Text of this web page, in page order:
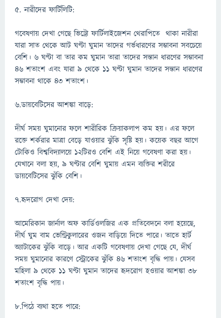
৫. নারীদের ফার্টিলিটি:
গবেষণায় দেখা গেছে ভিট্রো ফার্টিলাইজেশন থেরাপিতে থাকা নারীরা
যারা সাত থেকে আট ঘণ্টা ঘুমান তাদের গর্ভধারণের সম্ভাবনা সবচেয়ে
বেশি। ৬ ঘণ্টা বা তার কম ঘুমান তারা তাদের সন্তান ধারণের সম্ভাবনা
৪৬ শতাংশ এবং যারা ৯ থেকে ১১ ঘণ্টা ঘুমান তাদের সন্তান ধারণের
সম্ভাবনা থাকে ৪৩ শতাংশ।
৬.ডায়বেটিসের আশঙ্কা বাড়ে:
দীর্ঘ সময় ঘুমানোর ফলে শারীরিক ক্রিয়াকলাপ কম হয়। এর ফলে
রক্তে শর্করার মাত্রা বেড়ে যাওয়ার ঝুঁকি সৃষ্টি হয়। কয়েক বছর আগে
টোকিও বিশ্ববিদ্যালয়ে ১২টিরও বেশি এই নিয়ে গবেষণা করা হয়।
যেখানে বলা হয়, ৯ ঘণ্টার বেশি ঘুমায় এমন ব্যক্তির শরীরে
ডায়বেটিসের ঝুঁকি বেশি।
৭.হৃদরোগ দেখা দেয়:
আমেরিকান জার্নাল অফ কার্ডিওলজির এক প্রতিবেদনে বলা হয়েছে,
দীর্ঘ ঘুম বাম ভেন্ট্রিকুলারের ওজন বাড়িয়ে দিতে পারে। তাতে হার্ট
অ্যাটাকের ঝুঁকি বাড়ে। আর একটি গবেষণায় দেখা গেছে যে, দীর্ঘ
সময় ঘুমানোর কারণে স্ট্রোকের ঝুঁকি ৪৬ শতাংশ বৃদ্ধি পায়। যেসব
মহিলা ৯ থেকে ১১ ঘণ্টা ঘুমান তাদের হৃদরোগ হওয়ার আশঙ্কা ৩৮
শতাংশ বৃদ্ধি পায়।
৮.পিঠে ব্যথা হতে পারে: